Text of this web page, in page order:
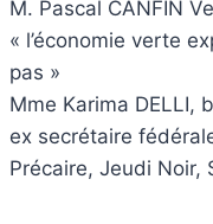
M. Pascal CANFIN
« l’économie verte
pas »
Mme Karima DELLI,
ex secrétaire
Précaire, Jeudi Noir,